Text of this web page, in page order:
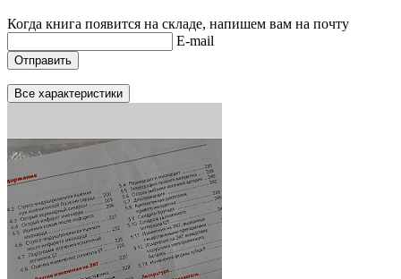
Когда книга появится на складе, напишем вам на почту
E-mail
Отправить
Все характеристики